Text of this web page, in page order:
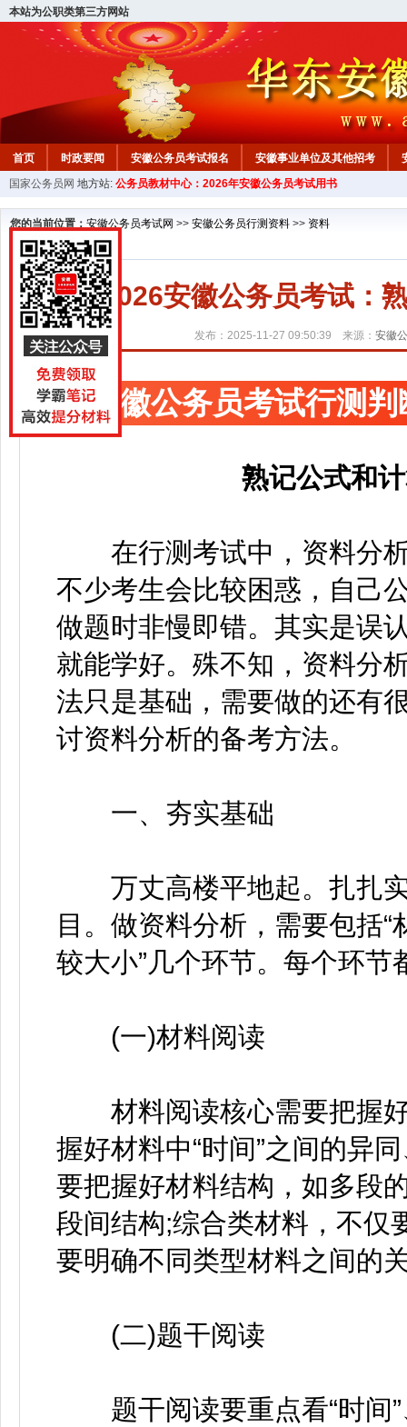
本站为公职类第三方网站
首页 时政要闻 安徽公务员考试报名 安徽事业单位及其他招考
安徽公务员行测试题 在线咨询 教材中心
国家公务员网 地方站: 公务员教材中心：2026年安徽公务员考试用书
您的当前位置： 安徽公务员考试网 >> 安徽公务员行测资料 >> 资料
2026安徽公务员考试：
发布：2025-11-27 09:50:39 来源： 安徽
安徽公务员考试行测
熟记公式和
在行测考试中，资料分析
不少考生会比较困惑，自己
做题时非慢即错。其实是误
就能学好。殊不知，资料分
法只是基础，需要做的还有
讨资料分析的备考方法。
一、夯实基础
万丈高楼平地起。扎扎实
目。做资料分析，需要包
较大小”几个环节。每个环节
(一)材料阅读
材料阅读核心需要把握好“
握好材料中“时间”之间的异
要把握好材料结构，如多段
段间结构;综合类材料，不仅
要明确不同类型材料之间的
(二)题干阅读
题干阅读要重点看“时间”